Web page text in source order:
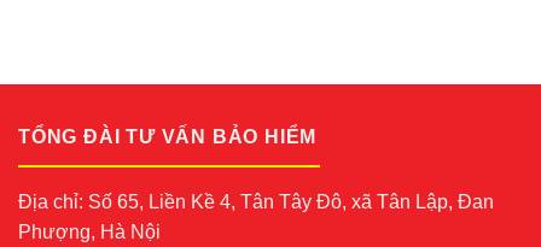
TỔNG ĐÀI TƯ VẤN BẢO HIỂM
Địa chỉ: Số 65, Liền Kề 4, Tân Tây Đô, xã Tân Lập, Đan
Phượng, Hà Nội